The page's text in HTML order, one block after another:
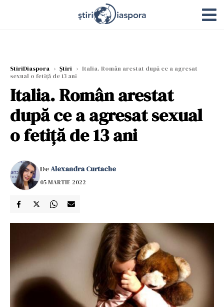
StiriDiaspora › Știri › Italia. Român arestat după ce a agresat
sexual o fetiță de 13 ani
Italia. Român arestat
după ce a agresat sexual
o fetiță de 13 ani
DeAlexandra Curtache
05 MARTIE 2022